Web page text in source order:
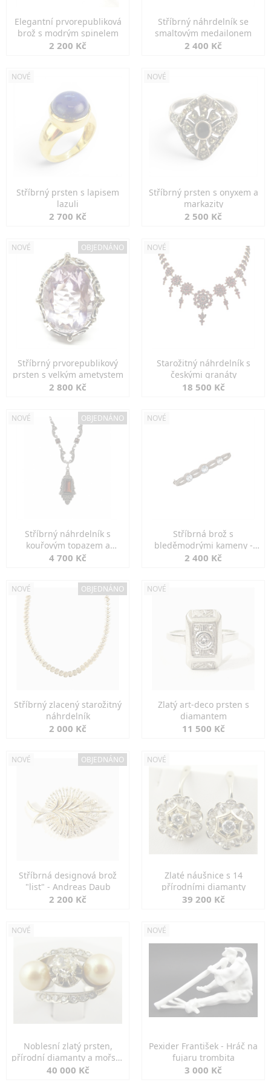
Elegantní prvorepubliková
brož s modrým spinelem
2 200 Kč
Stříbrný náhrdelník se
smaltovým medailonem
2 400 Kč
NOVÉ
Stříbrný prsten s lapisem
lazuli
2 700 Kč
NOVÉ
Stříbrný prsten s onyxem a
markazity
2 500 Kč
NOVÉ OBJEDNÁNO
Stříbrný prvorepublikový
prsten s velkým ametystem
2 800 Kč
NOVÉ
Starožitný náhrdelník s
českými granáty
18 500 Kč
NOVÉ OBJEDNÁNO
Stříbrný náhrdelník s
kouřovým topazem a
markazity
4 700 Kč
NOVÉ
Stříbrná brož s
bleděmodrými kameny -
jemná elegance
2 400 Kč
NOVÉ OBJEDNÁNO
Stříbrný zlacený starožitný
náhrdelník
2 000 Kč
NOVÉ
Zlatý art-deco prsten s
diamantem
11 500 Kč
NOVÉ OBJEDNÁNO
Stříbrná designová brož
"list" - Andreas Daub
2 200 Kč
NOVÉ
Zlaté náušnice s 14
přírodními diamanty
39 200 Kč
NOVÉ
Noblesní zlatý prsten,
přírodní diamanty a mořské
perly
40 000 Kč
NOVÉ
Pexider František - Hráč na
fujaru trombita
3 000 Kč